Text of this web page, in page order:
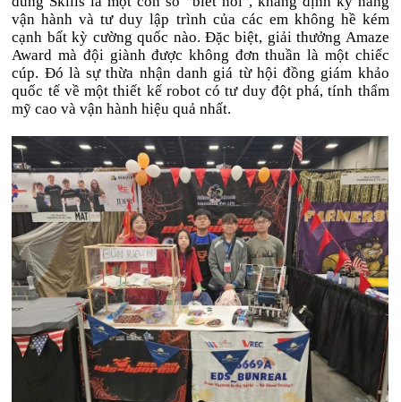
vận hành và tư duy lập trình của các em không hề kém
cạnh bất kỳ cường quốc nào. Đặc biệt, giải thưởng Amaze
Award mà đội giành được không đơn thuần là một chiếc
cúp. Đó là sự thừa nhận danh giá từ hội đồng giám khảo
quốc tế về một thiết kế robot có tư duy đột phá, tính thẩm
mỹ cao và vận hành hiệu quả nhất.